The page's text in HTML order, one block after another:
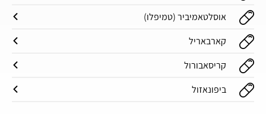
אוסלטאמיביר (טמיפלו)
קארבאריל
קריסאבורול
ביפונאזול